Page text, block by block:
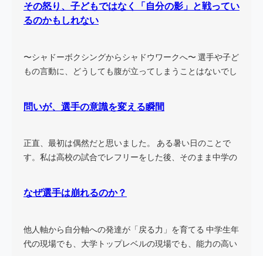
その怒り、子どもではなく「自分の影」と戦ってい
るのかもしれない
〜シャドーボクシングからシャドウワークへ〜 選手や子ど
もの言動に、どうしても腹が立ってしまうことはないでし
問いが、選手の意識を変える瞬間
正直、最初は偶然だと思いました。 ある暑い日のことで
す。私は高校の試合でレフリーをした後、そのまま中学の
なぜ選手は崩れるのか？
他人軸から自分軸への発達が「戻る力」を育てる 中学生年
代の現場でも、大学トップレベルの現場でも、能力の高い